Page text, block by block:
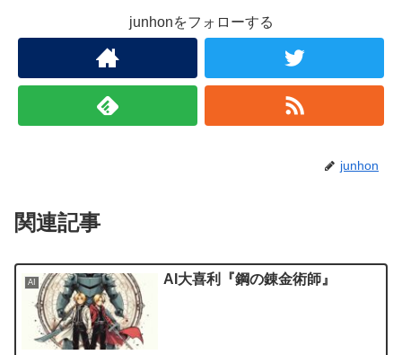
junhonをフォローする
junhon
関連記事
AI AI大喜利『鋼の錬金術師』